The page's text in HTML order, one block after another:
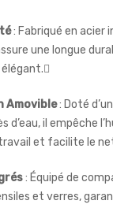
: Fabriqué en acier
une longue
Amovible: Doté
d’eau, il empêche
travail et facilite le
: Équipé de
et verres,